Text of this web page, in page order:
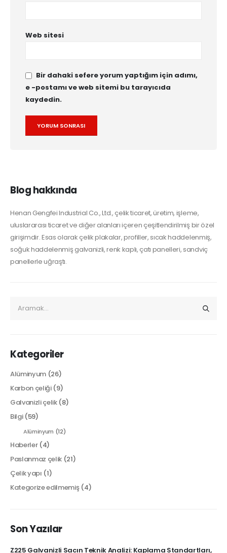
Web sitesi
Bir dahaki sefere yorum yaptığım için adımı,
e -postamı ve web sitemi bu tarayıcıda
kaydedin.
Blog hakkında
Henan Gengfei Industrial Co., Ltd., çelik ticaret, üretim, işleme,
uluslararası ticaret ve diğer alanları içeren çeşitlendirilmiş bir özel
girişimdir. Esas olarak çelik plakalar, profiller, sıcak haddelenmiş,
soğuk haddelenmiş galvanizli, renk kaplı, çatı panelleri, sandviç
panellerle uğraştı.
Kategoriler
Alüminyum (26)
Karbon çeliği(9)
Galvanizli çelik(8)
Bilgi(59)
Alüminyum (12)
Haberler(4)
Paslanmaz çelik (21)
Çelik yapı (1)
Kategorize edilmemiş(4)
Son Yazılar
Z225 Galvanizli Sacın Teknik Analizi: Kaplama Standartları,